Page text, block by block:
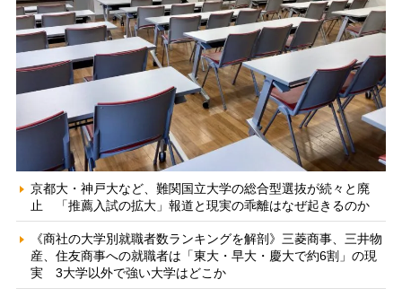
京都大・神戸大など、難関国立大学の総合型選抜が続々と廃
止 「推薦入試の拡大」報道と現実の乖離はなぜ起きるのか
《商社の大学別就職者数ランキングを解剖》三菱商事、三井物
産、住友商事への就職者は「東大・早大・慶大で約6割」の現
実 3大学以外で強い大学はどこか